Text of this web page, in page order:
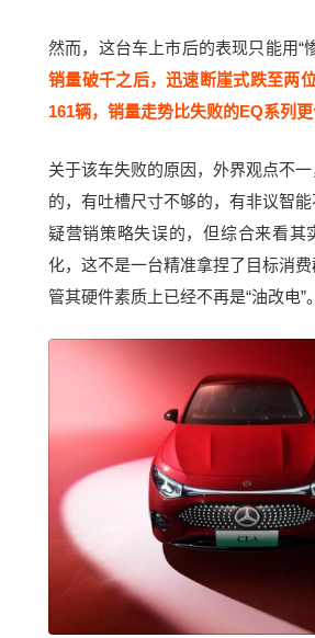
然而，这台车上市后的表现只能用“
销量破千之后，迅速断崖式跌至两
161辆，销量走势比失败的EQ系列更
关于该车失败的原因，外界观点不
的，有吐槽尺寸不够的，有非议智
疑营销策略失误的，但综合来看其
化，这不是一台精准拿捏了目标消
管其硬件素质上已经不再是“油改电”。